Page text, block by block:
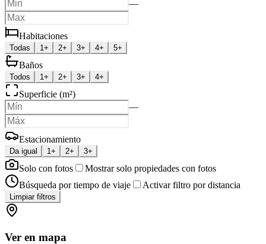
—
Habitaciones
Todas 1+ 2+ 3+ 4+ 5+
Baños
Todos 1+ 2+ 3+ 4+
Superficie (m²)
—
Estacionamiento
Da igual 1+ 2+ 3+
Solo con fotos
Mostrar solo propiedades con fotos
Búsqueda por tiempo de viaje
Activar filtro por distancia
Limpiar filtros
Ver en mapa